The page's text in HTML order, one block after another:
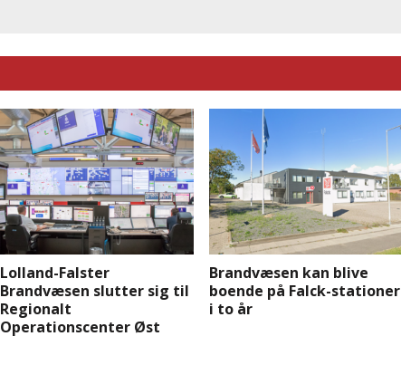
Lolland-Falster
Brandvæsen slutter sig til
Regionalt
Operationscenter Øst
Brandvæsen kan blive
boende på Falck-stationer
i to år